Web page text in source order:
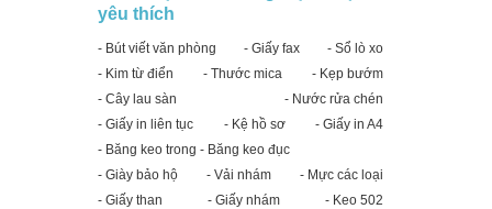
yêu thích
- Bút viết văn phòng - Giấy fax
- Sổ lò xo
- Kim từ điển
- Thước mica
- Kẹp bướm
- Cây lau sàn
- Nước rửa chén
- Giấy in liên tục
- Kệ hồ sơ
- Giấy in A4
- Băng keo trong - Băng keo đục
- Giày bảo hộ
- Vải nhám
- Mực các loại
- Giấy than
- Giấy nhám
- Keo 502